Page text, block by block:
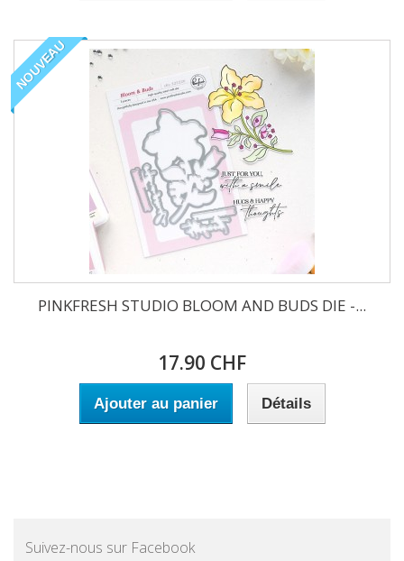
NOUVEAU
PINKFRESH STUDIO BLOOM AND BUDS DIE -...
17.90 CHF
Ajouter au panier Détails
Suivez-nous sur Facebook